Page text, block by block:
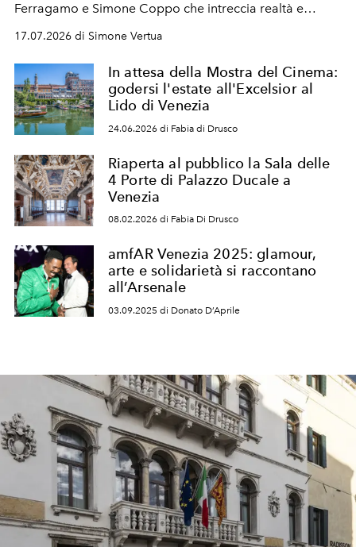
Ferragamo e Simone Coppo che intreccia realtà e
sogno per raccontare l'eredità di Salvatore Ferragamo,
Ferragamo, custode della continuità della maison.
17.07.2026 di Simone Vertua
In attesa della Mostra del Cinema:
godersi l'estate all'Excelsior al
Lido di Venezia
24.06.2026 di Fabia di Drusco
Riaperta al pubblico la Sala delle
4 Porte di Palazzo Ducale a
Venezia
08.02.2026 di Fabia Di Drusco
amfAR Venezia 2025: glamour,
arte e solidarietà si raccontano
all’Arsenale
03.09.2025 di Donato D’Aprile